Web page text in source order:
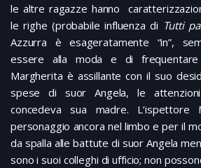
le altre ragazze hanno
le righe (probabile influenza di Tutti
Azzurra è esageratamente “in”,
essere alla moda e di
Margherita è assillante con il suo
spese di suor Angela, le
concedeva sua madre.
personaggio ancora nel limbo e per il
da spalla alle battute di suor Angela
sono i suoi colleghi di ufficio; non